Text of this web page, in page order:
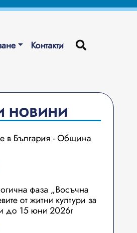
Контакти
НОВИНИ
в България - Община
фаза „Восъчна
от житни култури за
до 15 юни 2026г